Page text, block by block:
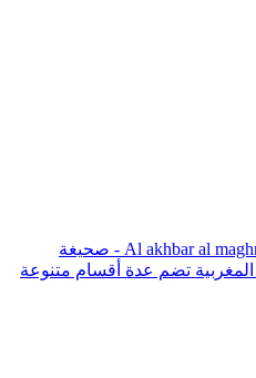
Al akhbar al maghribiya - صحيغة
المغربية تضم عدة أقسام متنوعة